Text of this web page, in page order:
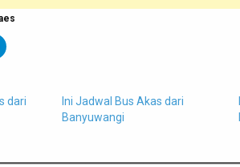
dari
Ini Jadwal Bus Akas dari
Banyuwangi